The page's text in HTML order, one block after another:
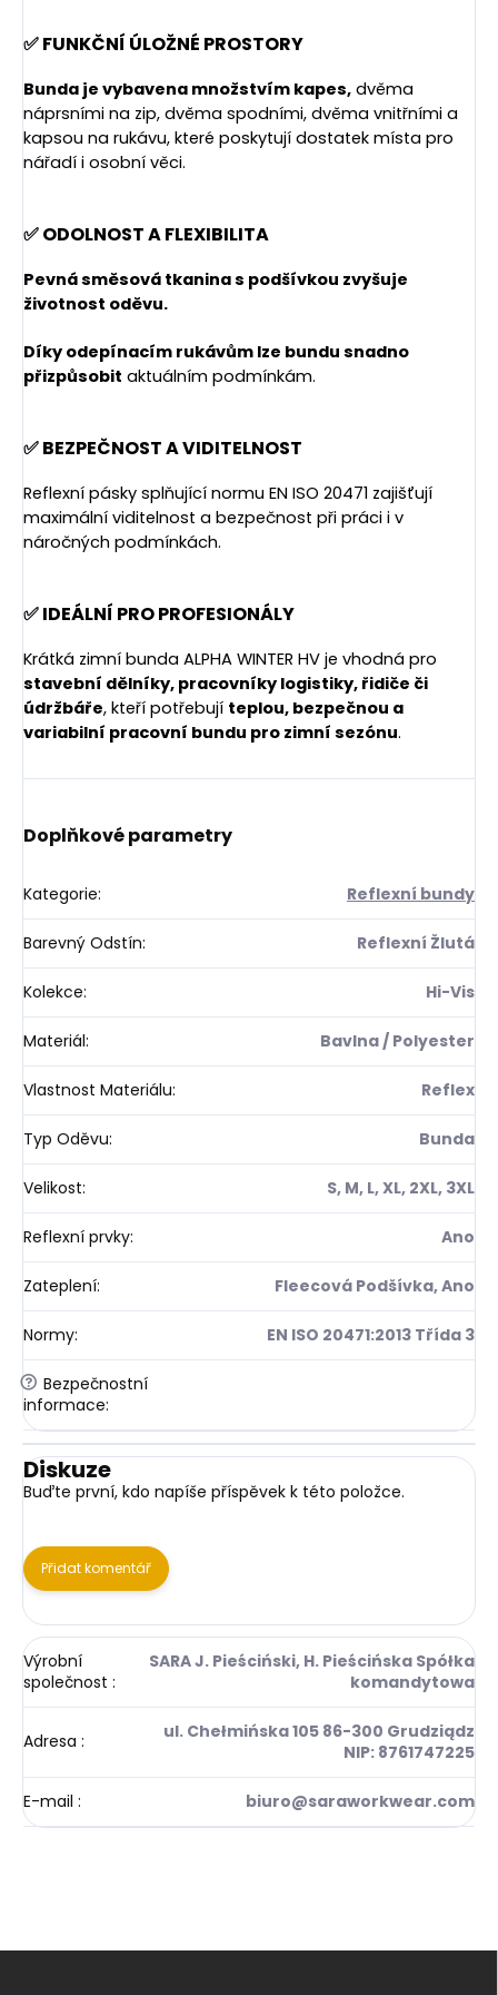
✅ FUNKČNÍ ÚLOŽNÉ PROSTORY
Bunda je vybavena množstvím kapes, dvěma
náprsními na zip, dvěma spodními, dvěma vnitřními a
kapsou na rukávu, které poskytují dostatek místa pro
nářadí i osobní věci.
✅ ODOLNOST A FLEXIBILITA
Pevná směsová tkanina s podšívkou zvyšuje
životnost oděvu.
Díky odepínacím rukávům lze bundu snadno
přizpůsobit aktuálním podmínkám.
✅ BEZPEČNOST A VIDITELNOST
Reflexní pásky splňující normu EN ISO 20471 zajišťují
maximální viditelnost a bezpečnost při práci i v
náročných podmínkách.
✅ IDEÁLNÍ PRO PROFESIONÁLY
Krátká zimní bunda ALPHA WINTER HV je vhodná pro
stavební dělníky, pracovníky logistiky, řidiče či
údržbáře, kteří potřebují teplou, bezpečnou a
variabilní pracovní bundu pro zimní sezónu.
Doplňkové parametry
Kategorie: Reflexní bundy
Barevný Odstín: Reflexní Žlutá
Kolekce: Hi-Vis
Materiál: Bavlna / Polyester
Vlastnost Materiálu: Reflex
Typ Oděvu: Bunda
Velikost: S, M, L, XL, 2XL, 3XL
Reflexní prvky: Ano
Zateplení: Fleecová Podšívka, Ano
Normy: EN ISO 20471:2013 Třída 3
? Bezpečnostní
informace:
Diskuze
Buďte první, kdo napíše příspěvek k této položce.
Přidat komentář
Výrobní
společnost :
SARA J. Pieściński, H. Pieścińska Spółka
komandytowa
Adresa :
ul. Chełmińska 105 86-300 Grudziądz
NIP: 8761747225
E-mail : biuro@saraworkwear.com
Z